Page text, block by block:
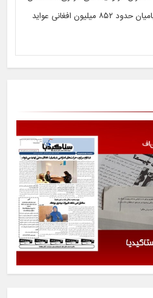
در سال ۱۴۰۳، ادارات دولتی بامیان حدود ۸۵۲ میلیون افغانی عواید